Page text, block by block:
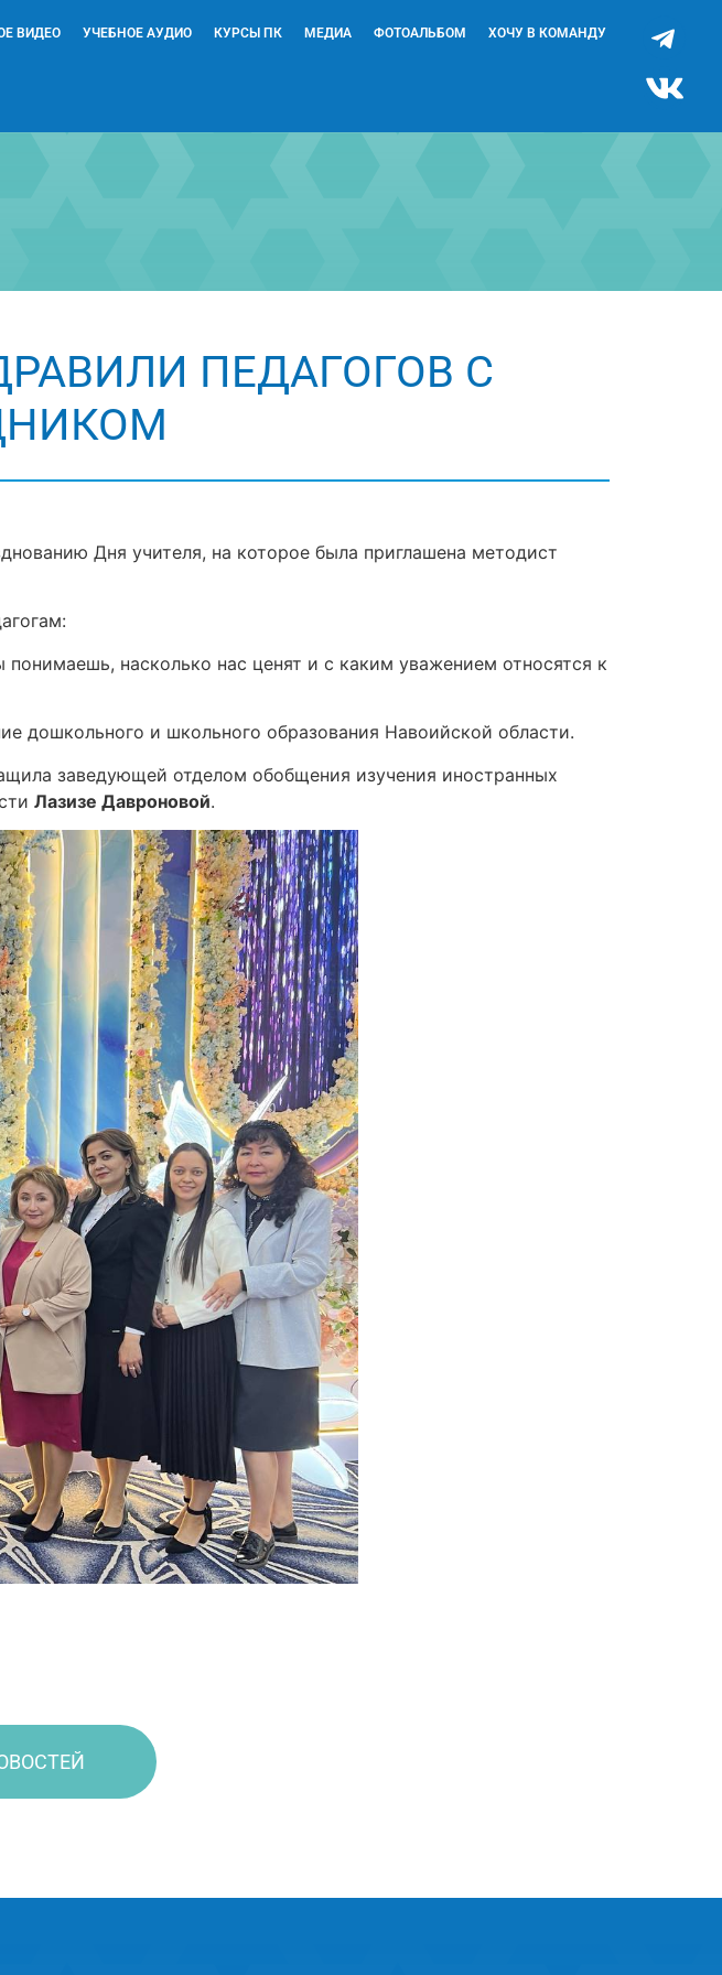
ВИДЕО УЧЕБНОЕ АУДИО КУРСЫ ПК МЕДИА ФОТОАЛЬБОМ ХОЧУ В КОМАНДУ
ПЕДАГОГОВ С
Дня учителя, на которое была приглашена методист
насколько нас ценят и с каким уважением относятся к
дошкольного и школьного образования Навоийской области.
заведующей отделом обобщения изучения иностранных
Лазизе Давроновой.